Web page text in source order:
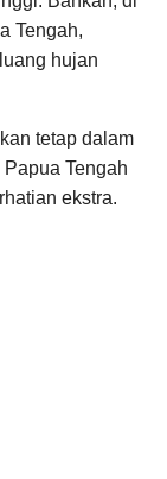
Tengah,
hujan
tetap dalam
Tengah
ekstra.